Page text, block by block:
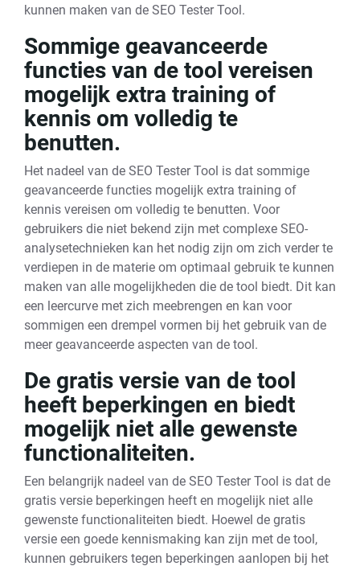
kunnen maken van de SEO Tester Tool.
Sommige geavanceerde
functies van de tool vereisen
mogelijk extra training of
kennis om volledig te
benutten.
Het nadeel van de SEO Tester Tool is dat sommige
geavanceerde functies mogelijk extra training of
kennis vereisen om volledig te benutten. Voor
gebruikers die niet bekend zijn met complexe SEO-
analysetechnieken kan het nodig zijn om zich verder te
verdiepen in de materie om optimaal gebruik te kunnen
maken van alle mogelijkheden die de tool biedt. Dit kan
een leercurve met zich meebrengen en kan voor
sommigen een drempel vormen bij het gebruik van de
meer geavanceerde aspecten van de tool.
De gratis versie van de tool
heeft beperkingen en biedt
mogelijk niet alle gewenste
functionaliteiten.
Een belangrijk nadeel van de SEO Tester Tool is dat de
gratis versie beperkingen heeft en mogelijk niet alle
gewenste functionaliteiten biedt. Hoewel de gratis
versie een goede kennismaking kan zijn met de tool,
kunnen gebruikers tegen beperkingen aanlopen bij het